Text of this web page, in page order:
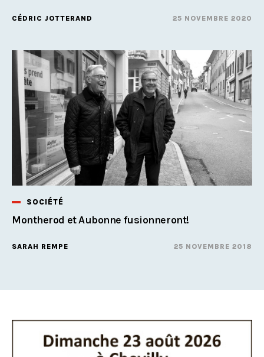
CÉDRIC JOTTERAND 25 NOVEMBRE 2020
SOCIÉTÉ
Montherod et Aubonne fusionneront!
SARAH REMPE 25 NOVEMBRE 2018